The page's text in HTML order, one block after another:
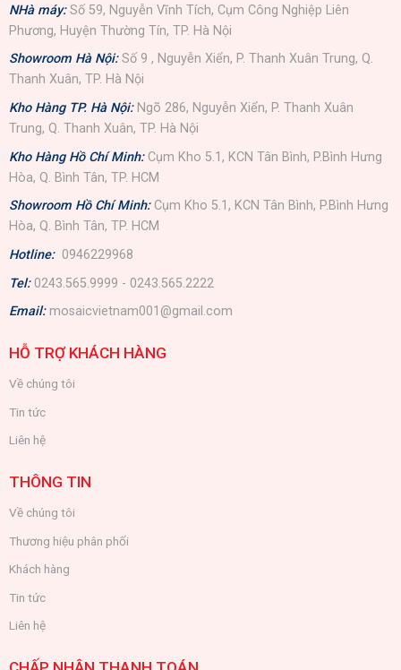
NHà máy: Số 59, Nguyễn Vĩnh Tích, Cụm Công Nghiệp Liên
Phương, Huyện Thường Tín, TP. Hà Nội
Showroom Hà Nội: Số 9 , Nguyễn Xiển, P. Thanh Xuân Trung, Q.
Thanh Xuân, TP. Hà Nội
Kho Hàng TP. Hà Nội: Ngõ 286, Nguyễn Xiển, P. Thanh Xuân
Trung, Q. Thanh Xuân, TP. Hà Nội
Kho Hàng Hồ Chí Minh: Cụm Kho 5.1, KCN Tân Bình, P.Bình Hưng
Hòa, Q. Bình Tân, TP. HCM
Showroom Hồ Chí Minh: Cụm Kho 5.1, KCN Tân Bình, P.Bình Hưng
Hòa, Q. Bình Tân, TP. HCM
Hotline: 0946229968
Tel: 0243.565.9999 - 0243.565.2222
Email: mosaicvietnam001@gmail.com
HỖ TRỢ KHÁCH HÀNG
Về chúng tôi
Tin tức
Liên hệ
THÔNG TIN
Về chúng tôi
Thương hiệu phân phối
Khách hàng
Tin tức
Liên hệ